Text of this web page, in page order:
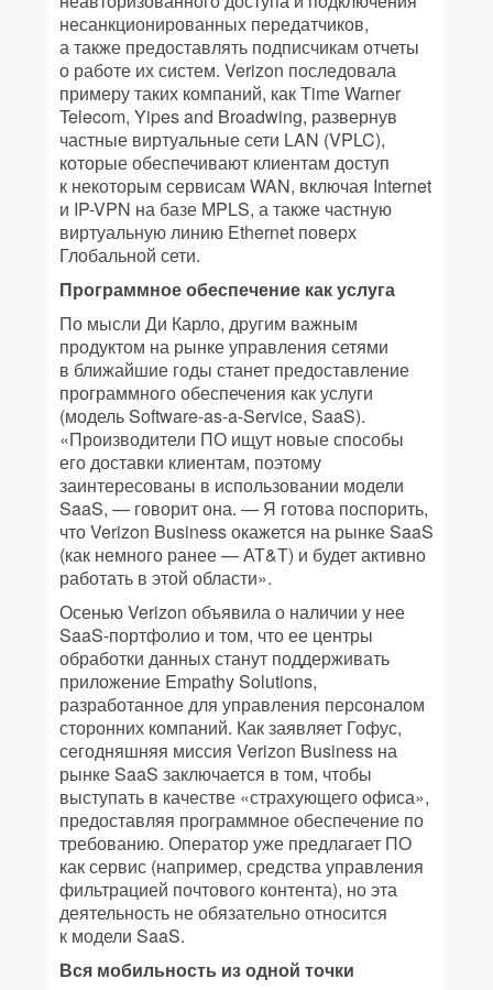
несанкционированных передатчиков,
а также предоставлять подписчикам отчеты
о работе их систем. Verizon последовала
примеру таких компаний, как Time Warner
Telecom, Yipes and Broadwing, развернув
частные виртуальные сети LAN (VPLC),
которые обеспечивают клиентам доступ
к некоторым сервисам WAN, включая Internet
и IP-VPN на базе MPLS, а также частную
виртуальную линию Ethernet поверх
Глобальной сети.
Программное обеспечение как услуга
По мысли Ди Карло, другим важным
продуктом на рынке управления сетями
в ближайшие годы станет предоставление
программного обеспечения как услуги
(модель Software-as-a-Service, SaaS).
«Производители ПО ищут новые способы
его доставки клиентам, поэтому
заинтересованы в использовании модели
SaaS, — говорит она. — Я готова поспорить,
что Verizon Business окажется на рынке SaaS
(как немного ранее — АТ&Т) и будет активно
работать в этой области».
Осенью Verizon объявила о наличии у нее
SaaS-портфолио и том, что ее центры
обработки данных станут поддерживать
приложение Empathy Solutions,
разработанное для управления персоналом
сторонних компаний. Как заявляет Гофус,
сегодняшняя миссия Verizon Business на
рынке SaaS заключается в том, чтобы
выступать в качестве «страхующего офиса»,
предоставляя программное обеспечение по
требованию. Оператор уже предлагает ПО
как сервис (например, средства управления
фильтрацией почтового контента), но эта
деятельность не обязательно относится
к модели SaaS.
Вся мобильность из одной точки